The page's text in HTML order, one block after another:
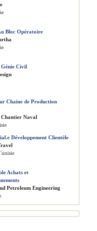
Bloc Opératoire
Civil
Chaine de Production
Naval
Développement Clientèle
Achats et
Petroleum Engineering